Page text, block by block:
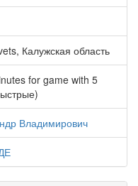
Калужская область
for game with 5
Владимирович